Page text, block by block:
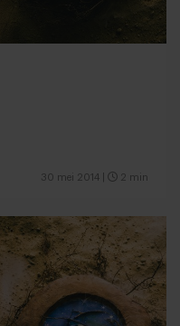
30 mei 2014 2 min